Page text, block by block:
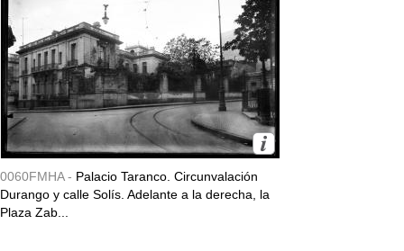
0060FMHA - Palacio Taranco. Circunvalación
Durango y calle Solís. Adelante a la derecha, la
Plaza Zab...